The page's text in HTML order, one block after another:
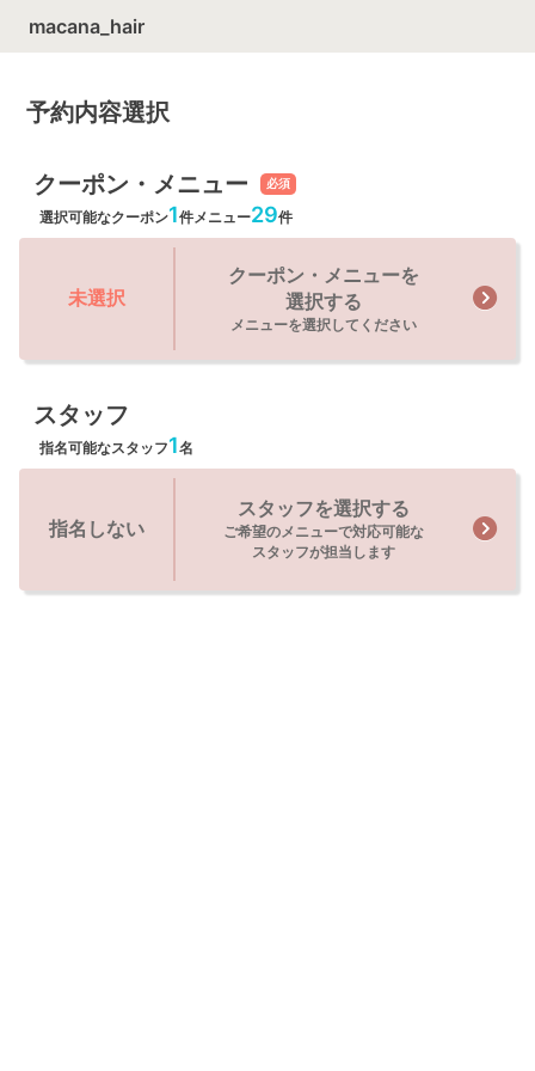
macana_hair
予約内容選択
クーポン・メニュー 必須
選択可能なクーポン1件 メニュー29件
未選択
クーポン・メニューを
選択する
メニューを選択してください
スタッフ
指名可能なスタッフ1名
指名しない
スタッフを選択する
ご希望のメニューで対応可能な
スタッフが担当します